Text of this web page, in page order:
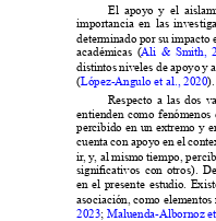
El apoyo y el
  
determinado por su impacto
académicas (  
distintos niveles de apoyo y
( López-Angulo et al., 2020).
Respecto a las dos
entienden como
    

ir, y, al mismo tiempo,
   
   
asociación, como
2023; Maluenda-Albornoz